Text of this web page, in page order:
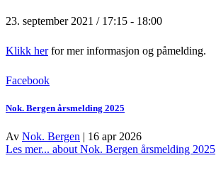
23. september 2021 / 17:15 - 18:00
Klikk herfor mer informasjon og påmelding.
Facebook
Nok. Bergen årsmelding 2025
Av Nok. Bergen | 16 apr 2026
Les mer... about Nok. Bergen årsmelding 2025